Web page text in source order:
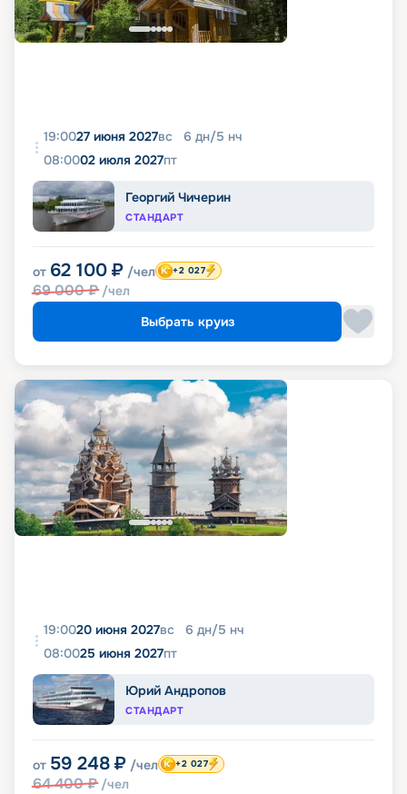
19:0027 июня 2027вс 6 дн/5 нч
08:0002 июля 2027пт
Георгий Чичерин
СТАНДАРТ
от 62 100 ₽ /чел
69 000₽ /чел
+2 027
Выбрать круиз
19:0020 июня 2027вс 6 дн/5 нч
08:0025 июня 2027пт
Юрий Андропов
СТАНДАРТ
от 59 248 ₽ /чел
64 400₽ /чел
+2 027